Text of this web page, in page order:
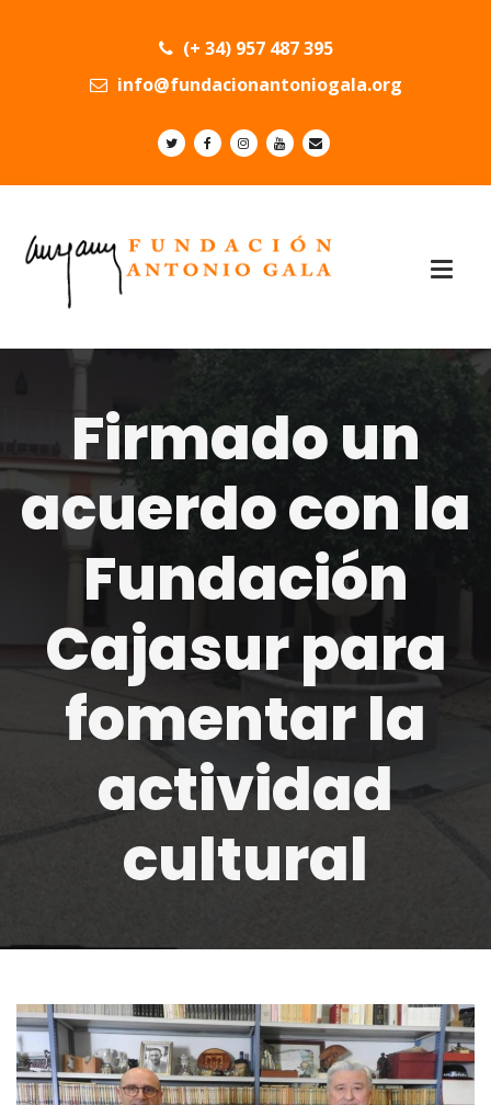
(+ 34) 957 487 395
info@fundacionantoniogala.org
Firmado un
acuerdo con la
Fundación
Cajasur para
fomentar la
actividad
cultural